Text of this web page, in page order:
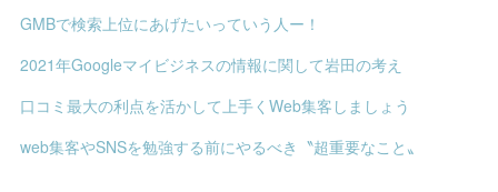
GMBで検索上位にあげたいっていう人ー！
2021年Googleマイビジネスの情報に関して岩田の考え
口コミ最大の利点を活かして上手くWeb集客しましょう
web集客やSNSを勉強する前にやるべき〝超重要なこと〟